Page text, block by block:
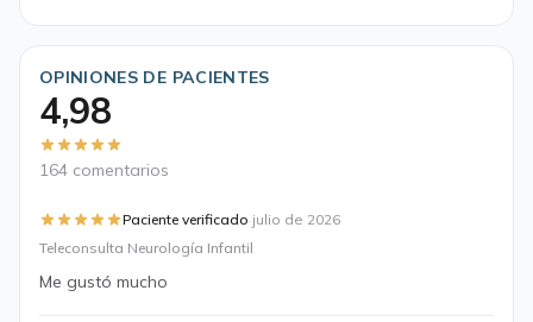
OPINIONES DE PACIENTES
4,98
164 comentarios
Paciente verificado·julio de 2026
Teleconsulta Neurología Infantil
Me gustó mucho